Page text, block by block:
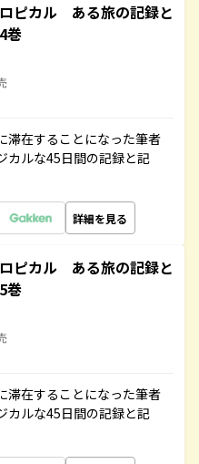
ピカル ある旅の記録と
巻
滞在することになった筆者
カルな45日間の記録と記
詳細を見る
ピカル ある旅の記録と
巻
滞在することになった筆者
カルな45日間の記録と記